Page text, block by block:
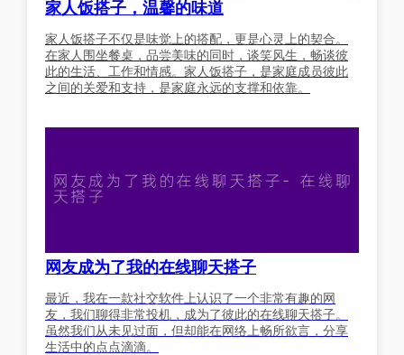
家人饭搭子，温馨的味道
家人饭搭子不仅是味觉上的搭配，更是心灵上的契合。
在家人围坐餐桌，品尝美味的同时，谈笑风生，畅谈彼
此的生活、工作和情感。家人饭搭子，是家庭成员彼此
之间的关爱和支持，是家庭永远的支撑和依靠。
网友成为了我的在线聊天搭子
最近，我在一款社交软件上认识了一个非常有趣的网
友，我们聊得非常投机，成为了彼此的在线聊天搭子。
虽然我们从未见过面，但却能在网络上畅所欲言，分享
生活中的点点滴滴。